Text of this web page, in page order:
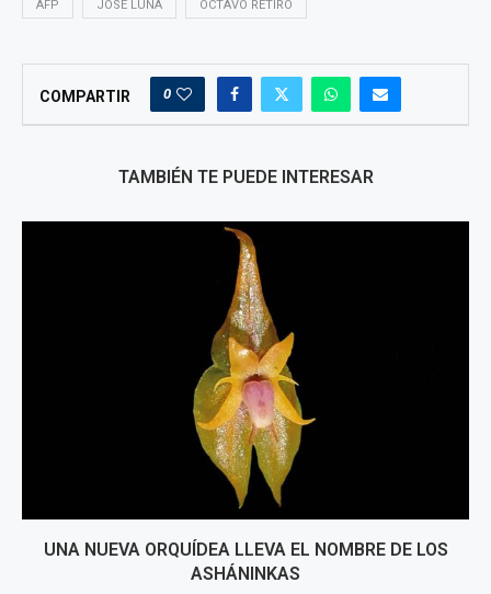
AFP JOSE LUNA OCTAVO RETIRO
COMPARTIR 0
TAMBIÉN TE PUEDE INTERESAR
UNA NUEVA ORQUÍDEA LLEVA EL NOMBRE DE LOS
ASHÁNINKAS